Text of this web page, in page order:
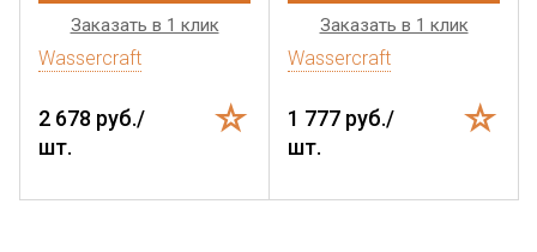
Заказать в 1 клик
Wassercraft
2 678 руб./
шт.
Заказать в 1 клик
Wassercraft
1 777 руб./
шт.